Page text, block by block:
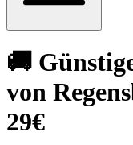
🚚
von
29€